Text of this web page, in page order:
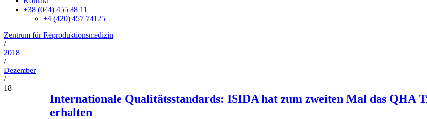
+38 (044) 455 88 11
+4 (420) 457 74125
Zentrum für Reproduktionsmedizin
/
2018
/
Dezember
/
18
Internationale Qualitätsstandards: ISIDA hat zum zweiten Mal das QHA
erhalten